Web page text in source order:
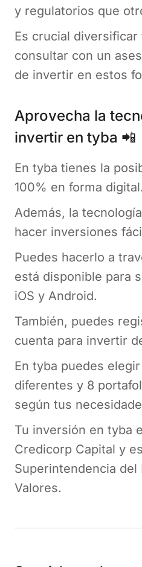
y regulatorios que
Es crucial
consultar con un
de invertir en estos
Aprovecha la
invertir en tyba 📲
En tyba tienes la
100% en forma digital.
Además, la
hacer inversiones
Puedes hacerlo a
está disponible para
iOS y Android.
También, puedes
cuenta para invertir
En tyba puedes
diferentes y 8
según tus
Tu inversión en tyba
Credicorp Capital y
Superintendencia del
Valores.